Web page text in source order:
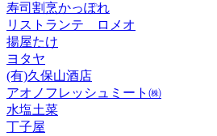
寿司割烹かっぽれ
リストランテ ロメオ
揚屋たけ
ヨタヤ
(有)久保山酒店
アオノフレッシュミート㈱
水塩土菜
丁子屋